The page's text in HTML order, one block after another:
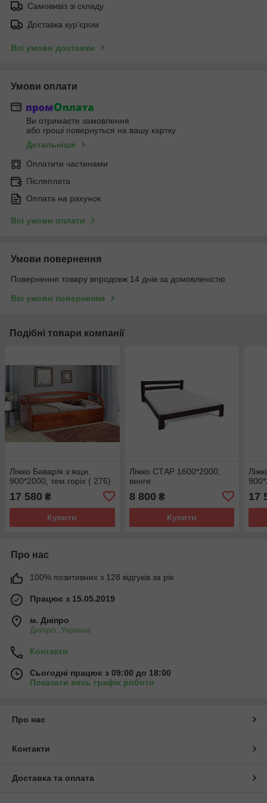
Самовивіз зі складу
Доставка кур'єром
Всі умови доставки
Умови оплати
Ви отримаєте замовлення
або гроші повернуться на вашу картку
Детальніше
Оплатити частинами
Післяплата
Оплата на рахунок
Всі умови оплати
Умови повернення
Повернення товару впродовж 14 днів за домовленістю
Всі умови повернення
Подібні товари компанії
Ліжко Баварія з ящи.
900*2000, тем.горіх ( 276)
17 580 ₴
Купити
Ліжко СТАР 1600*2000,
венге
8 800 ₴
Купити
17
Про нас
100% позитивних з 128 відгуків за рік
Працює з 15.05.2019
м. Дніпро
Дніпро, Україна
Контакти
Сьогодні працює з 09:00 до 18:00
Показати весь графік роботи
Про нас
Контакти
Доставка та оплата